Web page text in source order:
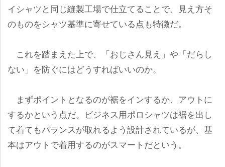
イシャツと同じ縫製工場で仕立てることで、見え方そ
のものをシャツ基準に寄せている点も特徴だ。
これを踏まえた上で、「おじさん見え」や「だらし
ない」を防ぐにはどうすればいいのか。
まずポイントとなるのが裾をインするか、アウトに
するかという点だ。ビジネス用ポロシャツは裾を出し
て着てもバランスが取れるよう設計されているが、基
本はアウトで着用するのがスマートだという。